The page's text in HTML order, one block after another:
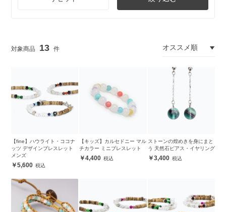
13
【fine】ハウライト・ココナ
ッツ デザインブレスレット
メンズ
5,600
【キッズ】カルセドニー マル
チカラー ミニブレスレット
4,400
ストーンの煌めきを身にまと
う 天然石ピアス・イヤリング
3,400